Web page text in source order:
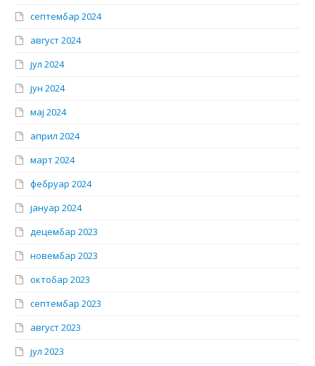
септембар 2024
август 2024
јул 2024
јун 2024
мај 2024
април 2024
март 2024
фебруар 2024
јануар 2024
децембар 2023
новембар 2023
октобар 2023
септембар 2023
август 2023
јул 2023